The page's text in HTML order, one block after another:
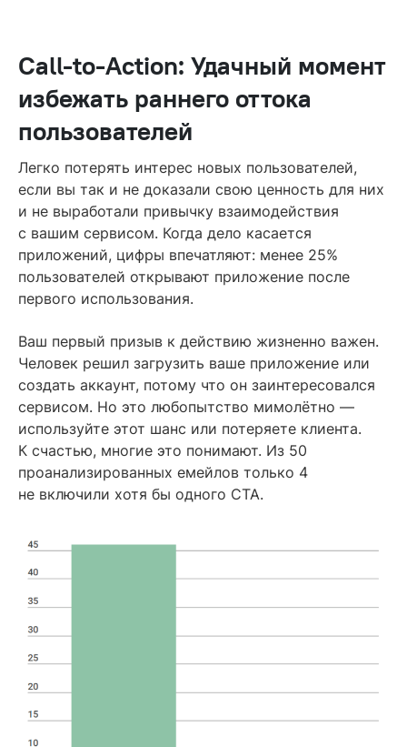
Call-to-Action: Удачный момент
избежать раннего оттока
пользователей
Легко потерять интерес новых пользователей,
если вы так и не доказали свою ценность для них
и не выработали привычку взаимодействия
с вашим сервисом. Когда дело касается
приложений, цифры впечатляют: менее 25%
пользователей открывают приложение после
первого использования.
Ваш первый призыв к действию жизненно важен.
Человек решил загрузить ваше приложение или
создать аккаунт, потому что он заинтересовался
сервисом. Но это любопытство мимолётно —
используйте этот шанс или потеряете клиента.
К счастью, многие это понимают. Из 50
проанализированных емейлов только 4
не включили хотя бы одного CTA.